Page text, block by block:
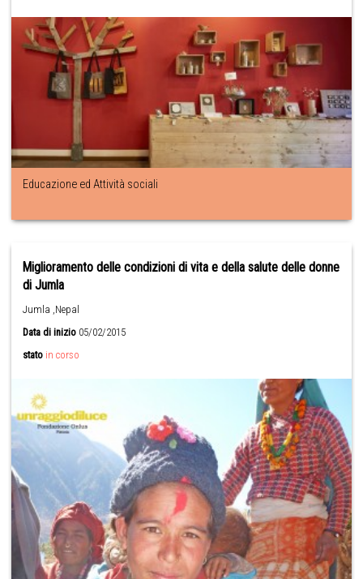
Educazione ed Attività sociali
Miglioramento delle condizioni di vita e della salute delle donne
di Jumla
Jumla ,Nepal
Data di inizio 05/02/2015
stato in corso